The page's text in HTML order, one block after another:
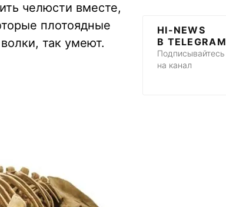
челюсти вместе,
плотоядные
так умеют.
HI-NEWS
В TELEGRAM
Подписывайтесь
на канал